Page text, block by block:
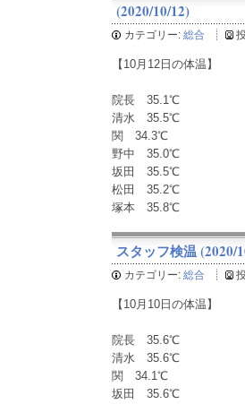
(2020/10/12)
カテゴリー: 総合
【10月12日の体温】
院長 35.1℃
清水 35.5℃
関 34.3℃
野中 35.0℃
坂田 35.5℃
松田 35.2℃
塚本 35.8℃
スタッフ検温 (2020/
カテゴリー: 総合
【10月10日の体温】
院長 35.6℃
清水 35.6℃
関 34.1℃
坂田 35.6℃